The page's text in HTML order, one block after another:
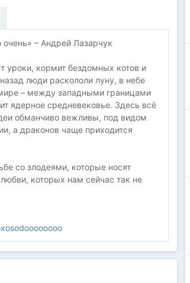
– Андрей Лазарчук
уроки, кормит бездомных котов и
люди раскололи луну, в небе
– между западными границами
ядерное средневековье. Здесь всё
обманчиво вежливы, под видом
а драконов чаще приходится
со злодеями, которые носят
которых нам сейчас так не